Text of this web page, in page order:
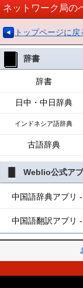
ネットワーク局の
トップページに戻
辞書
辞書
日中・中日辞典
インドネシア語辞典
古語辞典
Weblio公式ア
中国語辞典アプリ
中国語翻訳アプリ